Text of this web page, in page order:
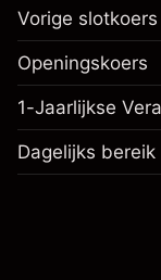
Vorige slotkoers
Openingskoers
1-Jaarlijkse
Dagelijks bereik